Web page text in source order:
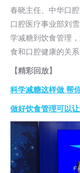
春晓主任、中华口
口腔医疗事业部刘
学减糖到饮食管理
食和口腔健康的关
【精彩回放】
科学减糖这样做 帮
做好饮食管理可以